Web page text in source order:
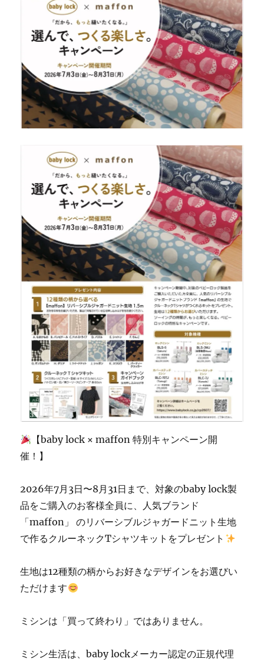
荷！
専
門
店
だ
か
ら
で
き
る
安
の
納
品
サ
ポ
ー
ト
【北
九
州
市
の
ミ
シ
ン
修
理・
販
売
専
店
シ
に
【baby lock × maffon 特別キャンペーン開
催！】
2026年7月3日〜8月31日まで、対象のbaby lock製
品をご購入のお客様全員に、人気ブランド
「maffon」 のリバーシブルジャガードニット生地
で作るクルーネックTシャツキットをプレゼント
生地は12種類の柄からお好きなデザインをお選びい
ただけます
ミシンは「買って終わり」ではありません。
ミシン生活は、baby lockメーカー認定の正規代理